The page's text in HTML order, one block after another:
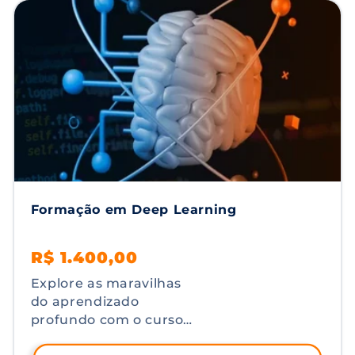
curso a pessoa
estudante estará em
contato com as
melhores práticas do
mercado visando
aplicá-las em projetos
reais.
Formação em Deep Learning
Preço
normal
Preço
promocional
R$ 1.400,00
Explore as maravilhas
do aprendizado
profundo com o curso